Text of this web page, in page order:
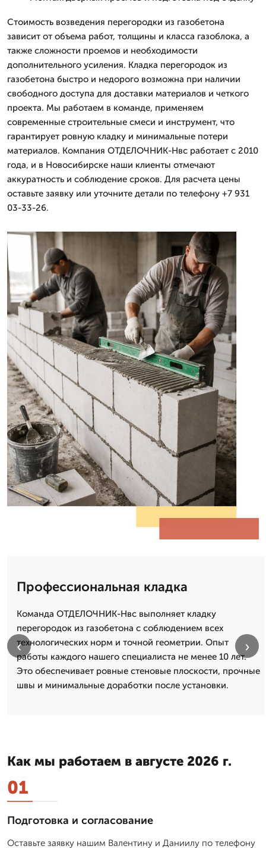
Стоимость возведения перегородки из газобетона
зависит от объема работ, толщины и класса газоблока, а
также сложности проемов и необходимости
дополнительного усиления. Кладка перегородок из
газобетона быстро и недорого возможна при наличии
свободного доступа для доставки материалов и четкого
проекта. Мы работаем в команде, применяем
современные строительные смеси и инструмент, что
гарантирует ровную кладку и минимальные потери
материалов. Компания ОТДЕЛОЧНИК-Нвс работает с 2010
года, и в Новосибирске наши клиенты отмечают
аккуратность и соблюдение сроков. Для расчета цены
оставьте заявку или уточните детали по телефону +7 931
03-33-26.
Профессиональная кладка
Команда ОТДЕЛОЧНИК-Нвс выполняет кладку
перегородок из газобетона с соблюдением всех
технологических норм и точной геометрии. Опыт
работы каждого нашего специалиста не менее 10 лет.
Это обеспечивает ровные стеновые плоскости, прочные
швы и минимальные доработки после установки.
‹ ›
Как мы работаем в августе 2026 г.
01
Подготовка и согласование
Оставьте заявку нашим Валентину и Даниилу по телефону